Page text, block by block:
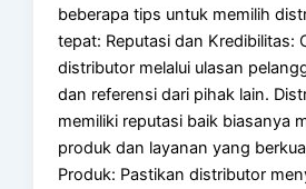
beberapa tips untuk memilih
tepat: Reputasi dan Kredibilitas:
distributor melalui ulasan
dan referensi dari pihak lain.
memiliki reputasi baik biasanya
produk dan layanan yang
Produk: Pastikan distributor